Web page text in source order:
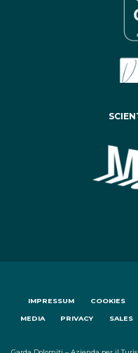
IMPRESSUM COOKIES
MEDIA PRIVACY SALES